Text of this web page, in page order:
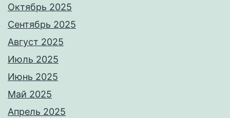
Октябрь 2025
Сентябрь 2025
Август 2025
Июль 2025
Июнь 2025
Май 2025
Апрель 2025